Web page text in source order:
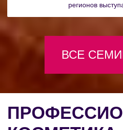
регионов
ВСЕ